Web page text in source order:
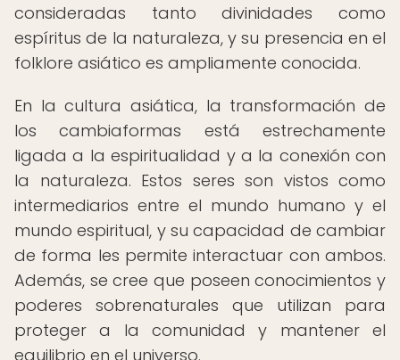
consideradas tanto divinidades como
espíritus de la naturaleza, y su presencia en el
folklore asiático es ampliamente conocida.
En la cultura asiática, la transformación de
los cambiaformas está estrechamente
ligada a la espiritualidad y a la conexión con
la naturaleza. Estos seres son vistos como
intermediarios entre el mundo humano y el
mundo espiritual, y su capacidad de cambiar
de forma les permite interactuar con ambos.
Además, se cree que poseen conocimientos y
poderes sobrenaturales que utilizan para
proteger a la comunidad y mantener el
equilibrio en el universo.